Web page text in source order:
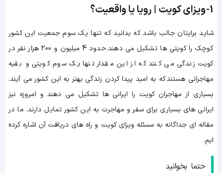
1- ویزای کویت | رویا یا واقعیت؟
شاید برایتان جالب باشد که بدانید که تنها یک سوم جمعیت این کشور
کوچک را کویتی ها تشکیل می دهند. حدود 4 میلیون و 200 هزار نفر در
کویت زندگی می کنند که از این مقدار تنها یک سوم کویتی و بقیه
مهاجرانی هستند که به امید پیدا کردن زندگی بهتر به این کشور می آیند.
بسیاری از مهاجران کویت را ایرانی ها تشکیل می دهند و امروزه نیز
ایرانی های بسیاری برای سفر و مهاجرت به این کشور تمایل دارند. ما در
مقاله ای جداگانه به مسئله ویزای کویت و راه های دریافت آن اشاره کرده
ایم.
حتما بخوانید